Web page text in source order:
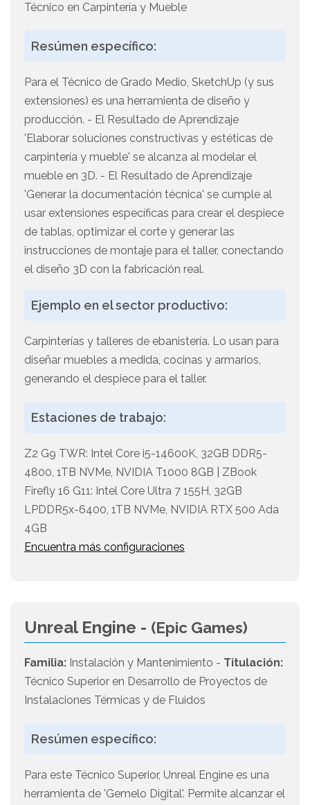
Técnico en Carpintería y Mueble
Resúmen específico:
Para el Técnico de Grado Medio, SketchUp (y sus
extensiones) es una herramienta de diseño y
producción. - El Resultado de Aprendizaje
'Elaborar soluciones constructivas y estéticas de
carpintería y mueble' se alcanza al modelar el
mueble en 3D. - El Resultado de Aprendizaje
'Generar la documentación técnica' se cumple al
usar extensiones específicas para crear el despiece
de tablas, optimizar el corte y generar las
instrucciones de montaje para el taller, conectando
el diseño 3D con la fabricación real.
Ejemplo en el sector productivo:
Carpinterías y talleres de ebanistería. Lo usan para
diseñar muebles a medida, cocinas y armarios,
generando el despiece para el taller.
Estaciones de trabajo:
Z2 G9 TWR: Intel Core i5-14600K, 32GB DDR5-
4800, 1TB NVMe, NVIDIA T1000 8GB | ZBook
Firefly 16 G11: Intel Core Ultra 7 155H, 32GB
LPDDR5x-6400, 1TB NVMe, NVIDIA RTX 500 Ada
4GB
Encuentra más configuraciones
Unreal Engine - (Epic Games)
Familia: Instalación y Mantenimiento - Titulación:
Técnico Superior en Desarrollo de Proyectos de
Instalaciones Térmicas y de Fluidos
Resúmen específico:
Para este Técnico Superior, Unreal Engine es una
herramienta de 'Gemelo Digital'. Permite alcanzar el